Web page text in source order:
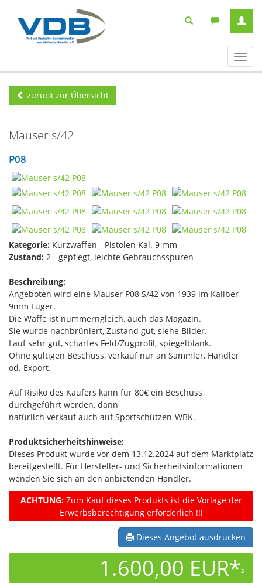
ein-/
zurück zur Übersicht
Mauser s/42
P08
Kategorie: Kurzwaffen - Pistolen Kal. 9 mm
Zustand: 2 - gepflegt, leichte Gebrauchsspuren
Beschreibung:
Angeboten wird eine Mauser P08 S/42 von 1939 im Kaliber
9mm Luger.
Die Waffe ist nummerngleich, auch das Magazin.
Sie wurde nachbrüniert, Zustand gut, siehe Bilder.
Lauf sehr gut, scharfes Feld/Zugprofil, spiegelblank.
Ohne gültigen Beschuss, verkauf nur an Sammler, Händler
od. Export.
Auf Risiko des Käufers kann für 80€ ein Beschuss
durchgeführt werden, dann
natürlich verkauf auch auf Sportschützen-WBK.
Produktsicherheitshinweise:
Dieses Produkt wurde vor dem 13.12.2024 auf dem Marktplatz
bereitgestellt. Für Hersteller- und Sicherheitsinformationen
wenden Sie sich an den anbietenden Händler.
ACHTUNG:Zum Kauf dieses Produkts ist die Vorlage der
Erwerbsberechtigung erforderlich !!!
Dieses Angebot ausdrucken
1.600,00 EUR*2